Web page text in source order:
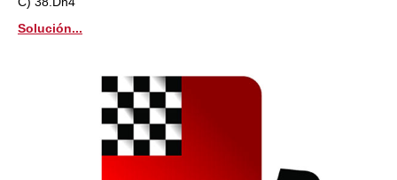
Solución...